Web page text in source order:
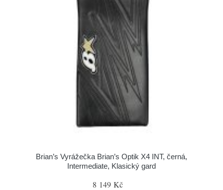
Brian’s Vyrážečka Brian’s Optik X4 INT, černá,
Intermediate, Klasický gard
8 149 Kč